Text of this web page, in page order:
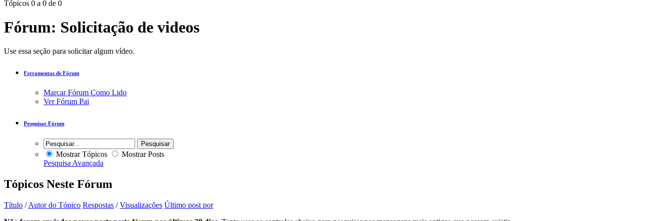
Tópicos 0 a 0 de 0
Fórum: Solicitação de videos
Use essa seção para solicitar algum vídeo.
Ferramentas de Fórum
Marcar Fórum Como Lido
Ver Fórum Pai
Pesquisar Fórum
Mostrar Tópicos
Mostrar Posts
Pesquisa Avançada
Tópicos Neste Fórum
Título /Autor do Tópico Respostas /Visualizações Último post por